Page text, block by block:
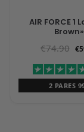
AIR FORCE 1
Brown»
€74.90 €
2 PARES